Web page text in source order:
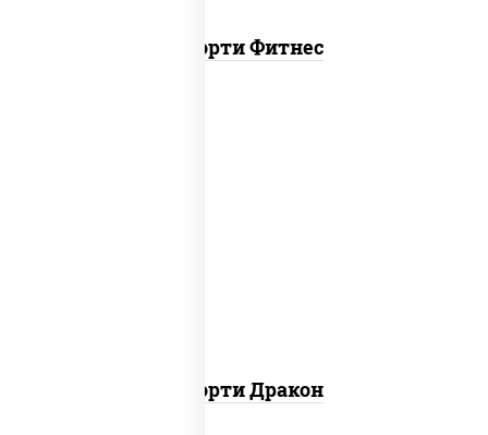
Ассорти Фитнес
Ассорти Дракон